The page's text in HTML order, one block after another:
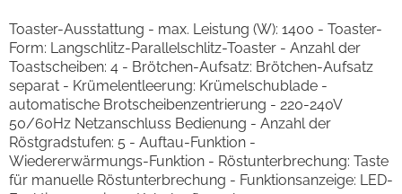
Toaster-Ausstattung - max. Leistung (W): 1400 - Toaster-
Form: Langschlitz-Parallelschlitz-Toaster - Anzahl der
Toastscheiben: 4 - Brötchen-Aufsatz: Brötchen-Aufsatz
separat - Krümelentleerung: Krümelschublade -
automatische Brotscheibenzentrierung - 220-240V
50/60Hz Netzanschluss Bedienung - Anzahl der
Röstgradstufen: 5 - Auftau-Funktion -
Wiedererwärmungs-Funktion - Röstunterbrechung: Taste
für manuelle Röstunterbrechung - Funktionsanzeige: LED-